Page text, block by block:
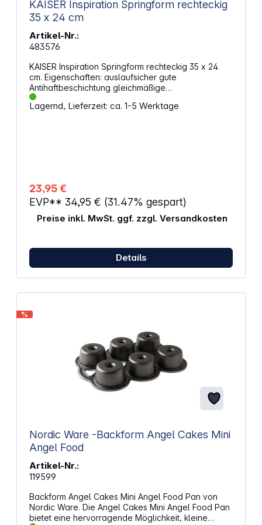
KAISER Inspiration Springform rechteckig
35 x 24 cm
Artikel-Nr.:
483576
KAISER Inspiration Springform rechteckig 35 x 24
cm. Eigenschaften: auslaufsicher gute
Antihaftbeschichtung gleichmäßige
Wärmeverteilung rechteckig, 36 x 24 cm Pflege:
Handwäsche
Lagernd, Lieferzeit: ca. 1-5 Werktage
23,95 €
EVP** 34,95 € (31.47% gespart)
Preise inkl. MwSt. ggf. zzgl. Versandkosten
Details
%
Nordic Ware -Backform Angel Cakes Mini
Angel Food
Artikel-Nr.:
119599
Backform Angel Cakes Mini Angel Food Pan von
Nordic Ware. Die Angel Cakes Mini Angel Food Pan
bietet eine hervorragende Möglichkeit, kleine